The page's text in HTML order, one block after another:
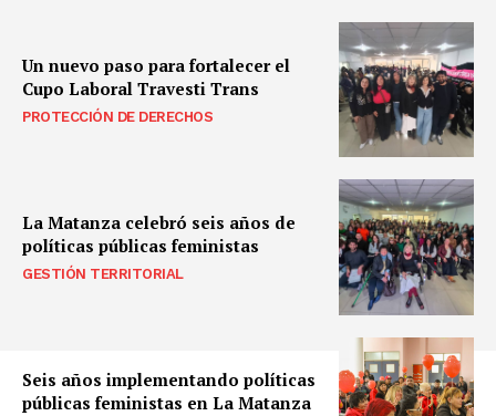
Un nuevo paso para fortalecer el
Cupo Laboral Travesti Trans
PROTECCIÓN DE DERECHOS
La Matanza celebró seis años de
políticas públicas feministas
GESTIÓN TERRITORIAL
Seis años implementando políticas
públicas feministas en La Matanza